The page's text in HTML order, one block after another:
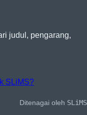
judul, pengarang,
SLiMS?
Ditenagai oleh SLiMS